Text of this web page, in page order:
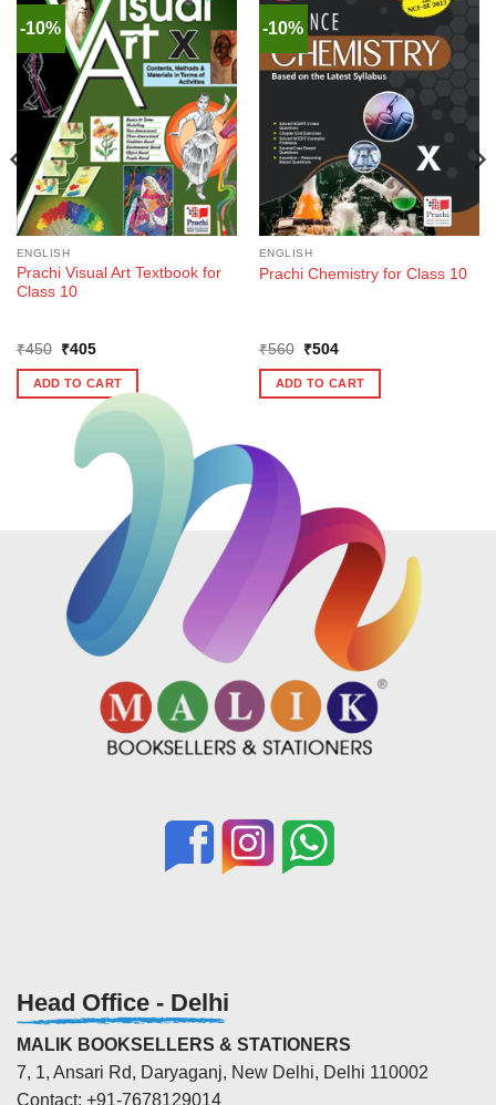
-10%
ENGLISH
Prachi Visual Art Textbook for
Class 10
₹450
Original
was:
₹450.
₹405Current
is:
₹405.
ADD TO CART
-10%
ENGLISH
Prachi Chemistry for Class 10
₹560
Original
was:
₹560.
₹504Current
is:
₹504.
ADD TO CART
Head Office - Delhi
MALIK BOOKSELLERS & STATIONERS
7, 1, Ansari Rd, Daryaganj, New Delhi, Delhi 110002
Contact: +91-7678129014